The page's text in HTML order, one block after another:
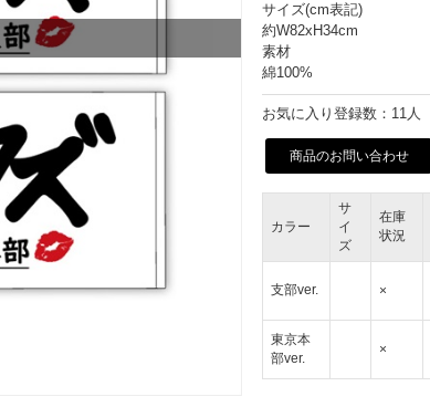
サイズ(cm表記)
約W82xH34cm
素材
綿100%
お気に入り登録数：11人
商品のお問い合わせ
カラー
サ
イ
ズ
在庫
状況
支部ver. ×
東京本
部ver.
×